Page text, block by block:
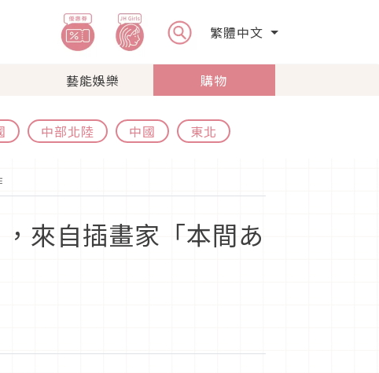
繁體中文
藝能娛樂 購物
中部北陸 中國 東北
來自插畫家「本間あ